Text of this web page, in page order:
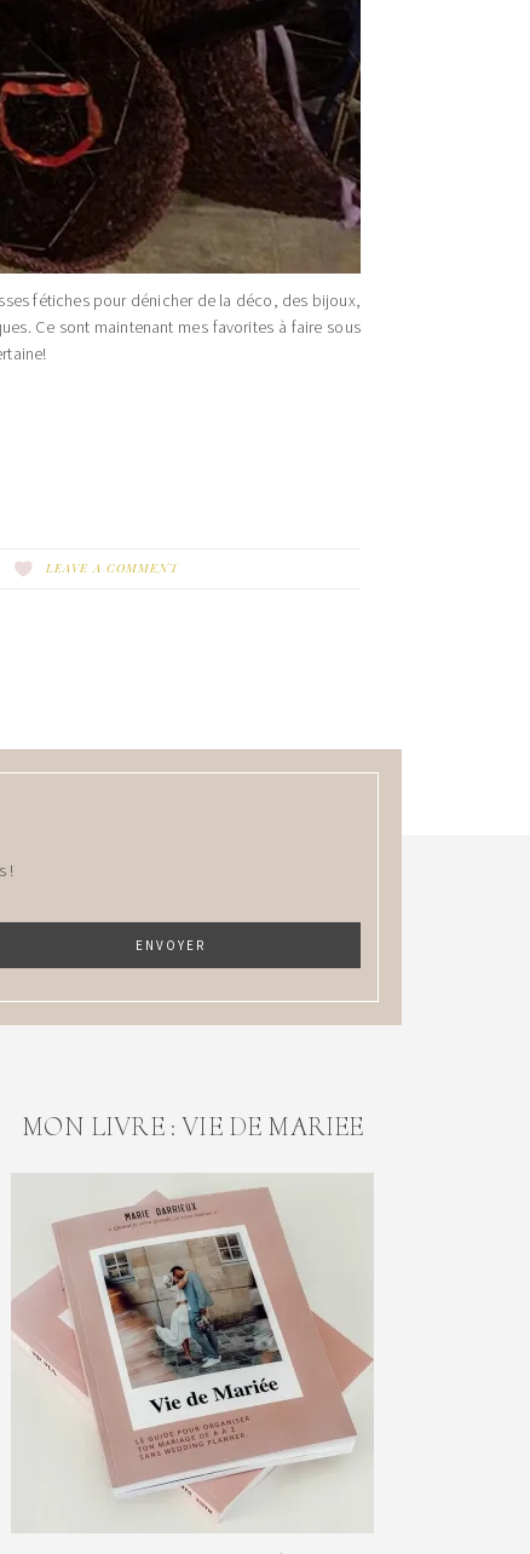
fétiches pour dénicher de la déco, des bijoux,
Ce sont maintenant mes favorites à faire sous
LEAVE A COMMENT
!
MON LIVRE : VIE DE MARIEE